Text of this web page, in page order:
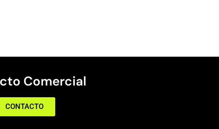
Comercial
CONTACTO